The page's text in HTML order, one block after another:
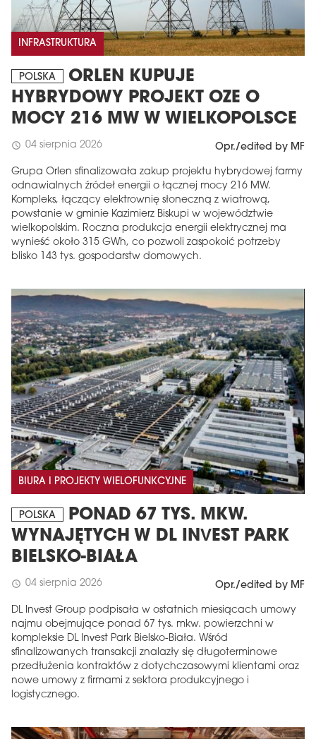
INFRASTRUKTURA
POLSKA
ORLEN KUPUJE
HYBRYDOWY PROJEKT OZE O
MOCY 216 MW W WIELKOPOLSCE
schedule 04 sierpnia 2026 Opr./edited by MF
Grupa Orlen sfinalizowała zakup projektu hybrydowej farmy
odnawialnych źródeł energii o łącznej mocy 216 MW.
Kompleks, łączący elektrownię słoneczną z wiatrową,
powstanie w gminie Kazimierz Biskupi w województwie
wielkopolskim. Roczna produkcja energii elektrycznej ma
wynieść około 315 GWh, co pozwoli zaspokoić potrzeby
blisko 143 tys. gospodarstw domowych.
BIURA I PROJEKTY WIELOFUNKCYJNE
POLSKA
PONAD 67 TYS. MKW.
WYNAJĘTYCH W DL INVEST PARK
BIELSKO-BIAŁA
schedule 04 sierpnia 2026 Opr./edited by MF
DL Invest Group podpisała w ostatnich miesiącach umowy
najmu obejmujące ponad 67 tys. mkw. powierzchni w
kompleksie DL Invest Park Bielsko-Biała. Wśród
sfinalizowanych transakcji znalazły się długoterminowe
przedłużenia kontraktów z dotychczasowymi klientami oraz
nowe umowy z firmami z sektora produkcyjnego i
logistycznego.